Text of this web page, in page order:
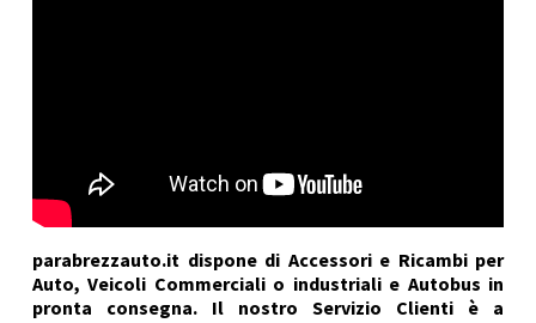
parabrezzauto.it dispone di Accessori e Ricambi per
Auto, Veicoli Commerciali o industriali e Autobus in
pronta consegna. Il nostro Servizio Clienti è a